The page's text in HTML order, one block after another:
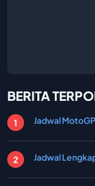
BERITA
Jadwal
Jadwal